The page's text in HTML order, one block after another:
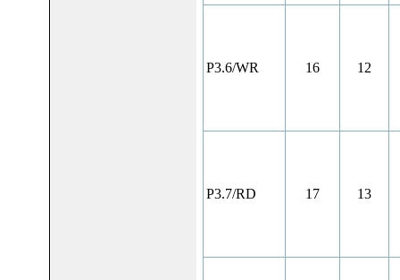
P3.6/WR 16 12
P3.7/RD 17 13